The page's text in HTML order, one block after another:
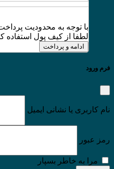
لطفا از کیف پول استفاده
ادامه و پرداخت
فرم ورود
نام کاربری یا نشانی ایمیل
رمز عبور
مرا به خاطر بسپار